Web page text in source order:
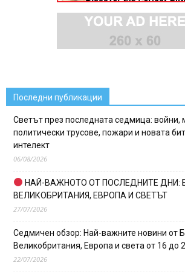
Последни публикации
Светът през последната седмица: войни,
политически трусове, пожари и новата
интелект
06/08/2026
НАЙ-ВАЖНОТО ОТ ПОСЛЕДНИТЕ ДНИ:
ВЕЛИКОБРИТАНИЯ, ЕВРОПА И СВЕТЪТ
27/07/2026
Седмичен обзор: Най-важните новини от
Великобритания, Европа и света от 16 до
22/07/2026